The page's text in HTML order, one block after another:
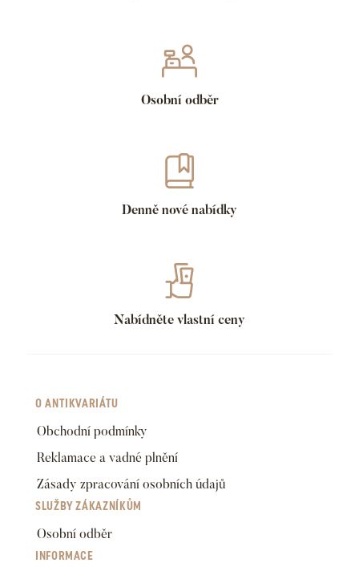
Osobní odběr
Denně nové nabídky
Nabídněte vlastní ceny
O ANTIKVARIÁTU
Obchodní podmínky
Reklamace a vadné plnění
Zásady zpracování osobních údajů
SLUŽBY ZÁKAZNÍKŮM
Osobní odběr
INFORMACE